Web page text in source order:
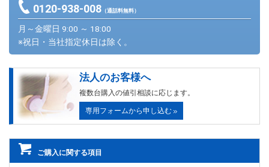
0120-938-008（通話料無料）
月～金曜日 9:00 ～ 18:00
※祝日・当社指定休日は除く。
法人のお客様へ
複数台購入の値引相談に応じます。
専用フォームから申し込む
ご購入に関する項目